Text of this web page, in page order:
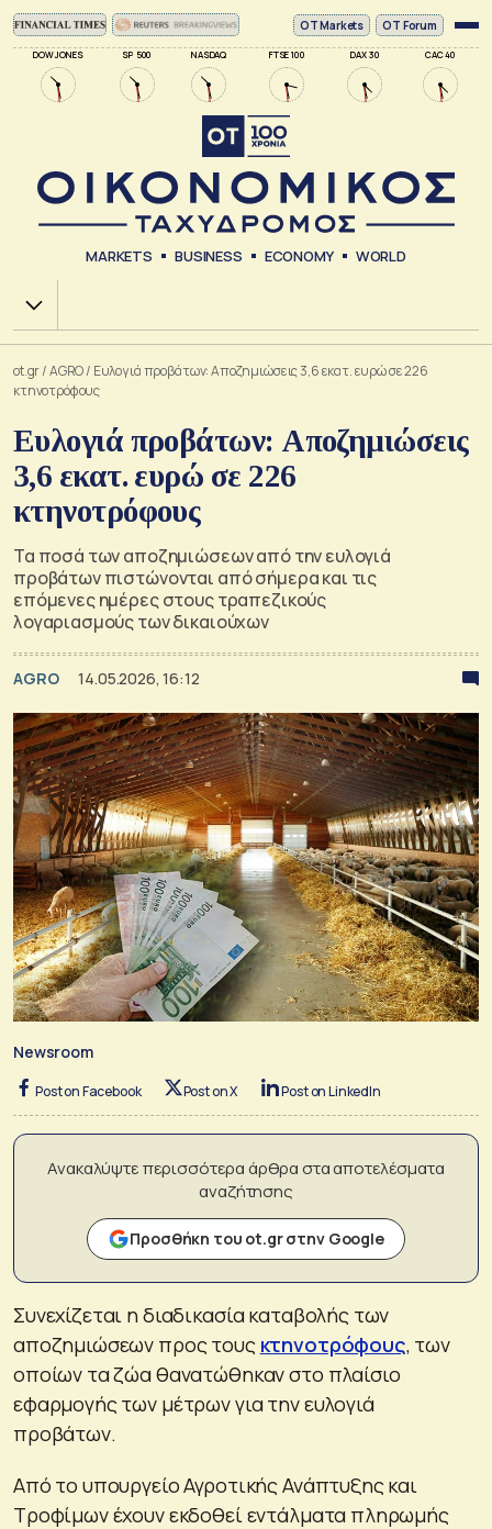
DOW JONES SP 500 NASDAQ FTSE 100 DAX 30 CAC 40
ΟΤ Markets OT Forum
MARKETS BUSINESS ECONOMY WORLD
Χ.Α.
ot.gr/AGRO/ Ευλογιά προβάτων: Αποζημιώσεις 3,6 εκατ. ευρώ σε 226
κτηνοτρόφους
Ευλογιά προβάτων: Αποζημιώσεις
3,6 εκατ. ευρώ σε 226
κτηνοτρόφους
Τα ποσά των αποζημιώσεων από την ευλογιά
προβάτων πιστώνονται από σήμερα και τις
επόμενες ημέρες στους τραπεζικούς
λογαριασμούς των δικαιούχων
AGRO 14.05.2026, 16:12
Newsroom
Post on Facebook Post on X Post on LinkedIn
Ανακαλύψτε περισσότερα άρθρα στα αποτελέσματα
αναζήτησης
Προσθήκη του ot.gr στην Google
Συνεχίζεται η διαδικασία καταβολής των
αποζημιώσεων προς τους κτηνοτρόφους, των
οποίων τα ζώα θανατώθηκαν στο πλαίσιο
εφαρμογής των μέτρων για την ευλογιά
προβάτων.
Από το υπουργείο Αγροτικής Ανάπτυξης και
Τροφίμων έχουν εκδοθεί εντάλματα πληρωμής